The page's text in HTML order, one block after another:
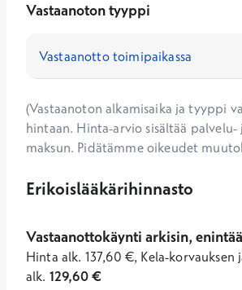
Vastaanoton tyyppi
(Vastaanoton alkamisaika ja tyyppi
hintaan. Hinta-arvio sisältää palvelu-
maksun. Pidätämme oikeudet
Erikoislääkärihinnasto
Vastaanottokäynti arkisin,
Hinta alk. 137,60 €, Kela-korvauksen
alk. 129,60€